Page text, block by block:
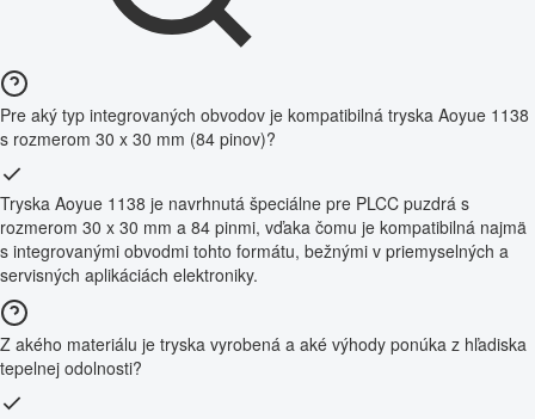
Pre aký typ integrovaných obvodov je kompatibilná tryska Aoyue 1138
s rozmerom 30 x 30 mm (84 pinov)?
Tryska Aoyue 1138 je navrhnutá špeciálne pre PLCC puzdrá s
rozmerom 30 x 30 mm a 84 pinmi, vďaka čomu je kompatibilná najmä
s integrovanými obvodmi tohto formátu, bežnými v priemyselných a
servisných aplikáciách elektroniky.
Z akého materiálu je tryska vyrobená a aké výhody ponúka z hľadiska
tepelnej odolnosti?